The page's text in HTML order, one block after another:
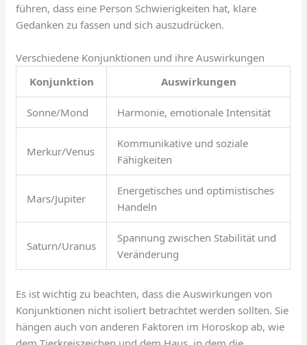
führen, dass eine Person Schwierigkeiten hat, klare
Gedanken zu fassen und sich auszudrücken.
Verschiedene Konjunktionen und ihre Auswirkungen
Konjunktion
Auswirkungen
Sonne/Mond Harmonie, emotionale Intensität
Merkur/Venus
Kommunikative und soziale
Fähigkeiten
Mars/Jupiter
Energetisches und optimistisches
Handeln
Saturn/Uranus
Spannung zwischen Stabilität und
Veränderung
Es ist wichtig zu beachten, dass die Auswirkungen von
Konjunktionen nicht isoliert betrachtet werden sollten. Sie
hängen auch von anderen Faktoren im Horoskop ab, wie